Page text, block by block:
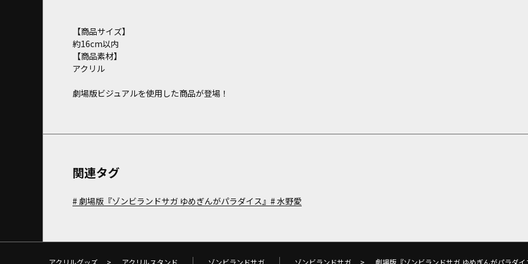
【商品サイズ】
約16cm以内
【商品素材】
アクリル
劇場版ビジュアルを使用した商品が登場！
関連タグ
劇場版『ゾンビランドサガ ゆめぎんがパラダイス』 水野愛
アクリルグッズ > アクリルスタンド ゾンビランドサガ ゾンビランドサガ > 劇場版『ゾンビランドサガ ゆめぎんがパラダイ